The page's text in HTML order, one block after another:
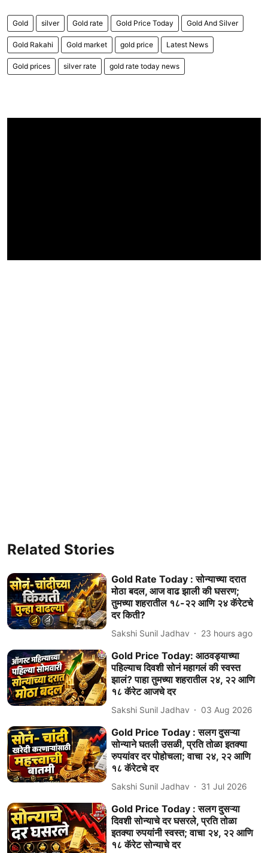
Gold silver Gold rate Gold Price Today Gold And Silver
Gold Rakahi Gold market gold price Latest News
Gold prices silver rate gold rate today news
Related Stories
Gold Rate Today : सोन्याच्या दरात
मोठा बदल, आज वाढ झाली की घसरण;
तुमच्या शहरातील १८-२२ आणि २४ कॅरेटचे
दर किती?
Sakshi Sunil Jadhav 23 hours ago
Gold Price Today: आठवड्याच्या
पहिल्याच दिवशी सोनं महागलं की स्वस्त
झालं? पाहा तुमच्या शहरातील २४, २२ आणि
१८ कॅरेट आजचे दर
Sakshi Sunil Jadhav 03 Aug 2026
Gold Price Today : सलग दुसऱ्या
सोन्याने घतली उसळी, प्रति तोळा इतक्या
रुपयांवर दर पोहोचला; वाचा २४, २२ आणि
१८ कॅरेटचे दर
Sakshi Sunil Jadhav 31 Jul 2026
Gold Price Today : सलग दुसऱ्या
दिवशी सोन्याचे दर घसरले, प्रति तोळा
इतक्या रुपयांनी स्वस्त; वाचा २४, २२ आणि
१८ कॅरेट सोन्याचे दर